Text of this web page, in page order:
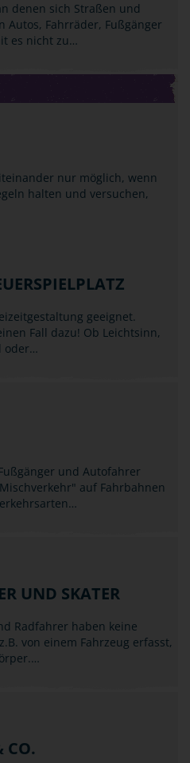
denen sich Straßen und
Autos, Fahrräder, Fußgänger
es nicht zu…
nur möglich, wenn
halten und versuchen,
geeignet.
Fall dazu! Ob Leichtsinn,
oder…
und Autofahrer
auf Fahrbahnen
UND SKATER
Radfahrer haben keine
von einem Fahrzeug erfasst,
CO.